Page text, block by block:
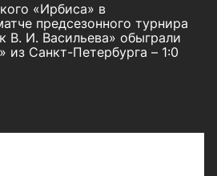
«Ирбиса» в
предсезонного турнира
В. И. Васильева» обыграли
из Санкт-Петербурга – 1:0